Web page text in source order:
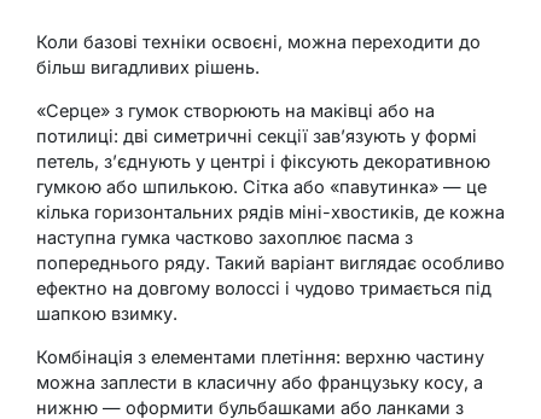
Коли базові техніки освоєні, можна переходити до
більш вигадливих рішень.
«Серце» з гумок створюють на маківці або на
потилиці: дві симетричні секції зав’язують у формі
петель, з’єднують у центрі і фіксують декоративною
гумкою або шпилькою. Сітка або «павутинка» — це
кілька горизонтальних рядів міні-хвостиків, де кожна
наступна гумка частково захоплює пасма з
попереднього ряду. Такий варіант виглядає особливо
ефектно на довгому волоссі і чудово тримається під
шапкою взимку.
Комбінація з елементами плетіння: верхню частину
можна заплести в класичну або французьку косу, а
нижню — оформити бульбашками або ланками з